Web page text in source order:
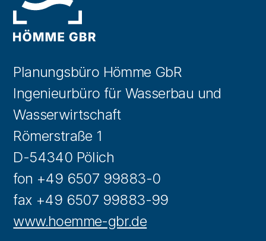
Planungsbüro Hömme GbR
Ingenieurbüro für Wasserbau und
Wasserwirtschaft
Römerstraße 1
D-54340 Pölich
fon +49 6507 99883-0
fax +49 6507 99883-99
www.hoemme-gbr.de